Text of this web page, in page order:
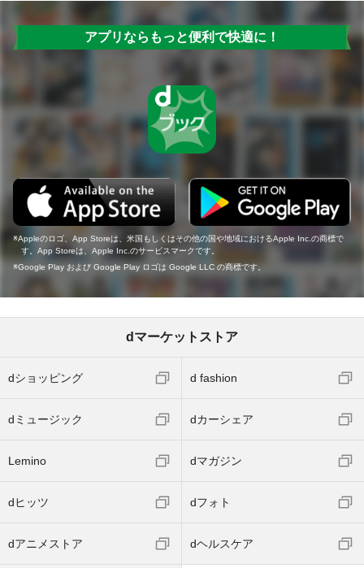
アプリならもっと便利で快適に！
Appleのロゴ、App Storeは、米国もしくはその他の国や地域におけるApple Inc.の商標で
す。App Storeは、Apple Inc.のサービスマークです。
Google Play および Google Play ロゴは Google LLC の商標です。
dマーケットストア
dショッピング d fashion
dミュージック dカーシェア
Lemino dマガジン
dヒッツ dフォト
dアニメストア dヘルスケア